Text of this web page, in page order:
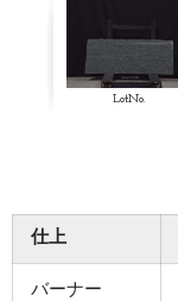
LotNo.
仕上
バーナー